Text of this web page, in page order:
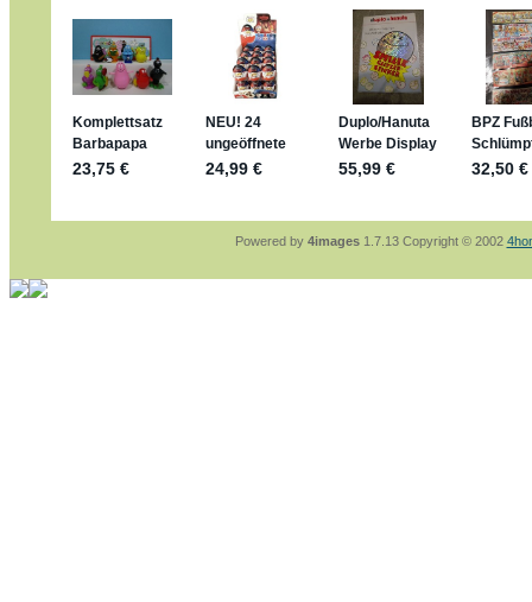
Für die Figuren VC307, 310, 318 und 326
mein Enkel hat die leider weggeworfen
jan-lukas:
geschrieben am: 29. 4. 2026 -
https://www.ferrero-
sammelspass.de/einladung/
jan-lukas:
geschrieben am: 28. 4. 2026 -
stimmt, jetzt fällt es mir auch ein
*Bussi*
Bonsaipanther:
geschrieben am: 28. 4.
So habe ich das in Erinnerung ... oder?
jan-lukas:geschrieben am: 28. 4. 2026 -
Powered by 4images1.7.13 Copyright © 2002